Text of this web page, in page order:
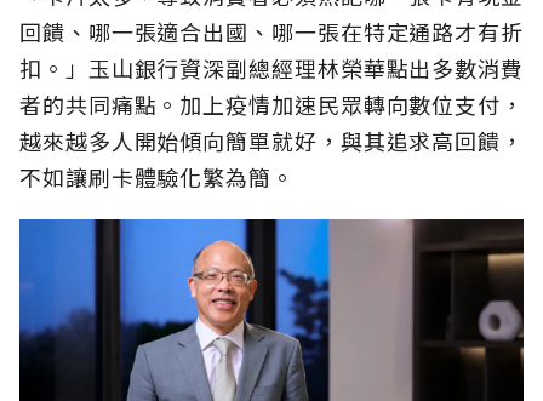
回饋、哪一張適合出國、哪一張在特定通路才有折
扣。」玉山銀行資深副總經理林榮華點出多數消費
者的共同痛點。加上疫情加速民眾轉向數位支付，
越來越多人開始傾向簡單就好，與其追求高回饋，
不如讓刷卡體驗化繁為簡。